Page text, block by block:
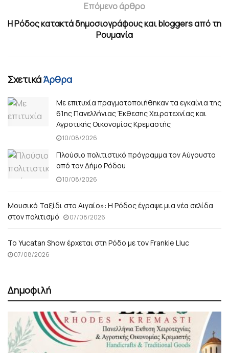
Επόμενο άρθρο
Η Ρόδος κατακτά δημοσιογράφους και bloggers από τη
Ρουμανία
ΣχετικάΆρθρα
Με επιτυχία πραγματοποιήθηκαν τα εγκαίνια της
61ης Πανελλήνιας Έκθεσης Χειροτεχνίας και
Αγροτικής Οικονομίας Κρεμαστής
10/08/2026
Πλούσιο πολιτιστικό πρόγραμμα τον Αύγουστο
από τον Δήμο Ρόδου
10/08/2026
Μουσικό Ταξίδι στο Αιγαίο»: Η Ρόδος έγραψε μια νέα σελίδα
στον πολιτισμό
07/08/2026
Το Yucatan Show έρχεται στη Ρόδο με τον Frankie Lluc
07/08/2026
Δημοφιλή